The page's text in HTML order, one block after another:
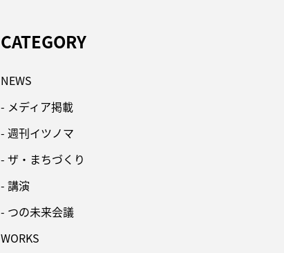
CATEGORY
NEWS
- メディア掲載
- 週刊イツノマ
- ザ・まちづくり
- 講演
- つの未来会議
WORKS